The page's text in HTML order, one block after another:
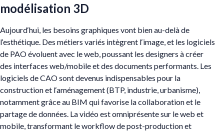
modélisation 3D
Aujourd‘hui, les besoins graphiques vont bien au-delà de
l‘esthétique. Des métiers variés intègrent l‘image, et les logiciels
de PAO évoluent avec le web, poussant les designers à créer
des interfaces web/mobile et des documents performants. Les
logiciels de CAO sont devenus indispensables pour la
construction et l‘aménagement (BTP, industrie, urbanisme),
notamment grâce au BIM qui favorise la collaboration et le
partage de données. La vidéo est omniprésente sur le web et
mobile, transformant le workflow de post-production et